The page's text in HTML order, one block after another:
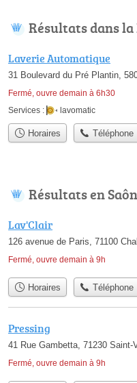
Résultats dans
Laverie Automatique
31 Boulevard du Pré Plantin,
Fermé, ouvre demain à 6h30
Services : lavomatic
Horaires Téléphone
Résultats en
Lav'Clair
126 avenue de Paris, 71100
Fermé, ouvre demain à 9h
Horaires Téléphone
Pressing
41 Rue Gambetta, 71230 Saint-
Fermé, ouvre demain à 9h